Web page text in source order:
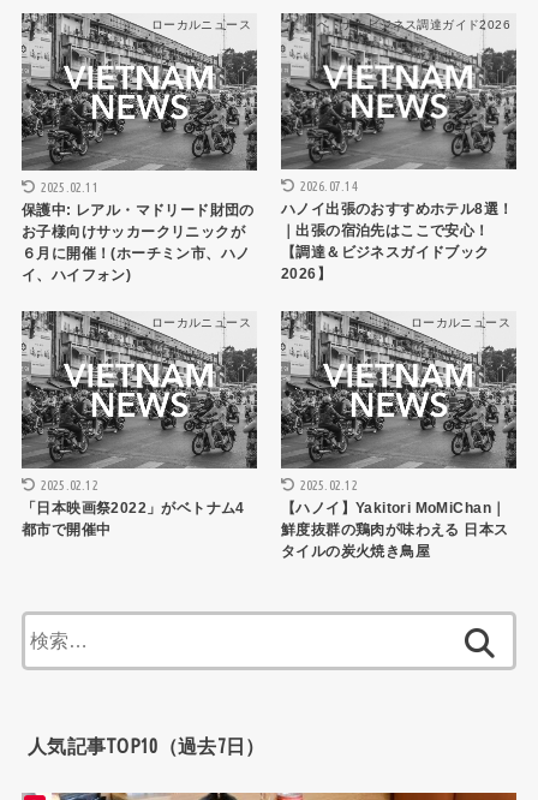
ローカルニュース
2025.02.11
保護中: レアル・マドリード財団の
お子様向けサッカークリニックが
６月に開催！(ホーチミン市、ハノ
イ、ハイフォン)
ベトナムビジネス調達ガイド2026
2026.07.14
ハノイ出張のおすすめホテル8選！
｜出張の宿泊先はここで安心！
【調達＆ビジネスガイドブック
2026】
ローカルニュース
2025.02.12
「日本映画祭2022」がベトナム4
都市で開催中
ローカルニュース
2025.02.12
【ハノイ】Yakitori MoMiChan｜
鮮度抜群の鶏肉が味わえる 日本ス
タイルの炭火焼き鳥屋
索:
人気記事TOP10（過去7日）